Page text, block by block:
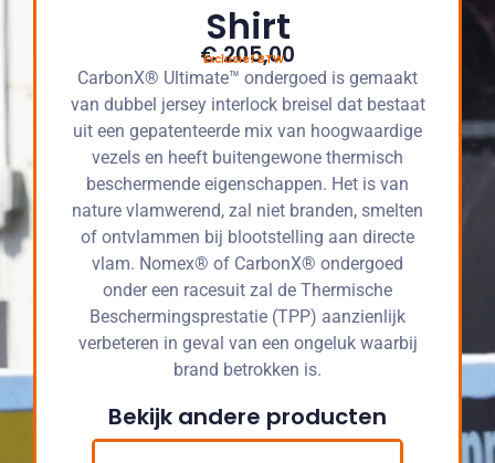
Shirt
€ 205,00
Exclusief BTW
CarbonX® Ultimate™ ondergoed is gemaakt
van dubbel jersey interlock breisel dat bestaat
uit een gepatenteerde mix van hoogwaardige
vezels en heeft buitengewone thermisch
beschermende eigenschappen. Het is van
nature vlamwerend, zal niet branden, smelten
of ontvlammen bij blootstelling aan directe
vlam. Nomex® of CarbonX® ondergoed
onder een racesuit zal de Thermische
Beschermingsprestatie (TPP) aanzienlijk
verbeteren in geval van een ongeluk waarbij
brand betrokken is.
Bekijk andere producten